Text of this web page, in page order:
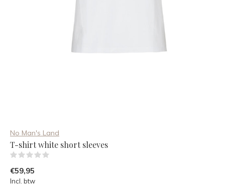
No Man's Land
T-shirt white short sleeves
€59,95
Incl. btw